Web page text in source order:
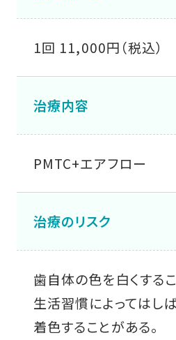
1回 11,000円（税込）
治療内容
PMTC+エアフロー
治療のリスク
歯自体の色を白くする
生活習慣によってはし
着色することがある。